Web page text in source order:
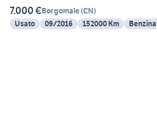
7.000 €Borgomale(CN)
Usato
09/2016 152000 Km Benzina